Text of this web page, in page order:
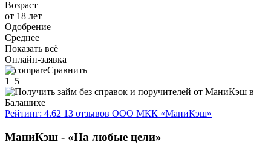
Возраст
от 18 лет
Одобрение
Среднее
Показать всё
Онлайн-заявка
Сравнить
1
5
Рейтинг: 4.62 13 отзывов ООО МКК «МаниКэш»
МаниКэш - «На любые цели»